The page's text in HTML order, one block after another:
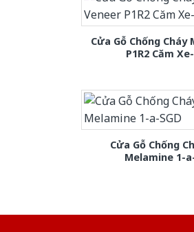
Cửa Gỗ Chống Cháy
P1R2 Căm
Cửa Gỗ Chống
Melamine 1-